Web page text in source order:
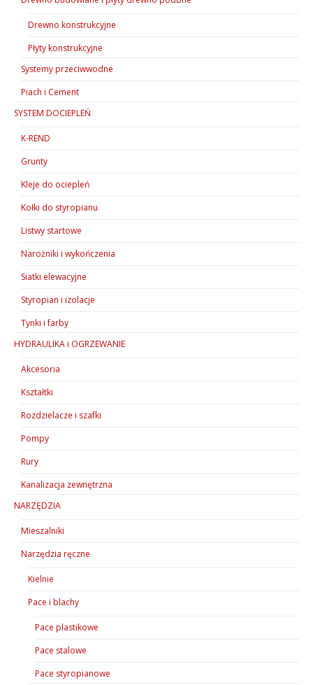
Drewno konstrukcyjne
Płyty konstrukcyjne
Systemy przeciwwodne
Piach i Cement
SYSTEM DOCIEPLEŃ
K-REND
Grunty
Kleje do ociepleń
Kołki do styropianu
Listwy startowe
Narożniki i wykończenia
Siatki elewacyjne
Styropian i izolacje
Tynki i farby
HYDRAULIKA i OGRZEWANIE
Akcesoria
Kształtki
Rozdzielacze i szafki
Pompy
Rury
Kanalizacja zewnętrzna
NARZĘDZIA
Mieszalniki
Narzędzia ręczne
Kielnie
Pace i blachy
Pace plastikowe
Pace stalowe
Pace styropianowe